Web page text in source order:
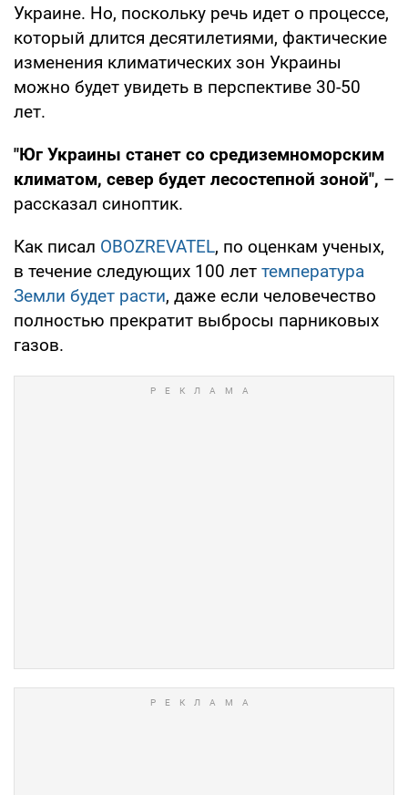
Украине. Но, поскольку речь идет о процессе,
который длится десятилетиями, фактические
изменения климатических зон Украины
можно будет увидеть в перспективе 30-50
лет.
"Юг Украины станет со средиземноморским
климатом, север будет лесостепной зоной", –
рассказал синоптик.
Как писал OBOZREVATEL, по оценкам ученых,
в течение следующих 100 лет температура
Земли будет расти, даже если человечество
полностью прекратит выбросы парниковых
газов.